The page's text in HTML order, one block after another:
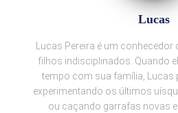
Lucas
Lucas Pereira é um conhecedor
filhos indisciplinados. Quando
tempo com sua família, Lucas
experimentando os últimos
ou caçando garrafas novas